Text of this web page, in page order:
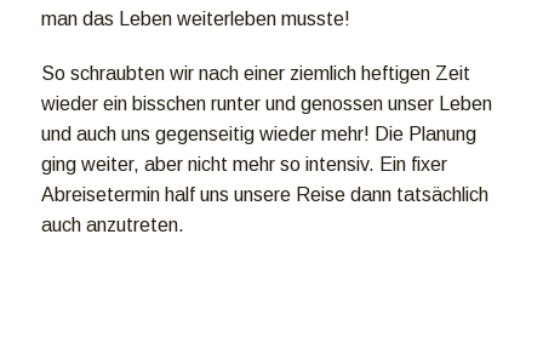
man das Leben weiterleben musste!
So schraubten wir nach einer ziemlich heftigen Zeit
wieder ein bisschen runter und genossen unser Leben
und auch uns gegenseitig wieder mehr! Die Planung
ging weiter, aber nicht mehr so intensiv. Ein fixer
Abreisetermin half uns unsere Reise dann tatsächlich
auch anzutreten.